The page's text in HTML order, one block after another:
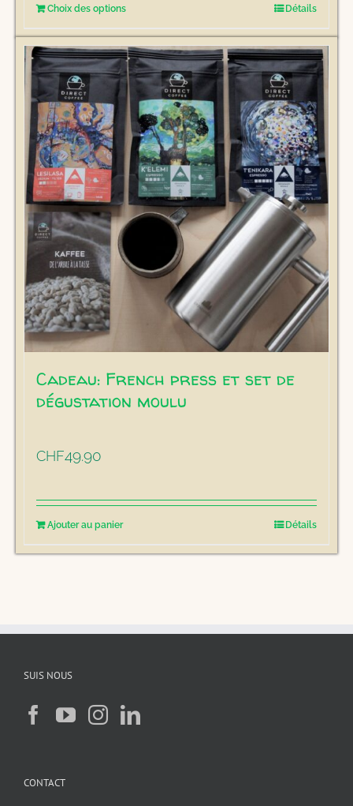
Choix des optionsCe
produit
a
plusieurs
variations.
Les
options
peuvent
être
choisies
sur
la
page
du
produit
Détails
Cadeau: French press et set de
dégustation moulu
CHF49.90
Ajouter au panier Détails
SUIS NOUS
CONTACT